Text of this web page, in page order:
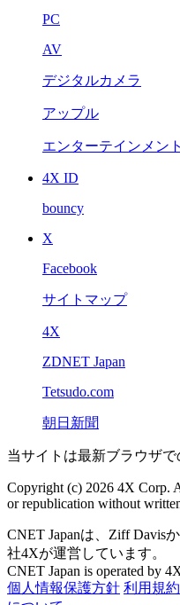
PC
AV
デジタルカメラ
アップル
エンターテインメント
4X ID
bouncy
X
Facebook
サイトマップ
4X
ZDNET Japan
Tetsudo.com
朝日新聞
当サイトは最新ブラウザで
Copyright (c) 2026 4X Corp.
or republication without
CNET Japanは、Ziff Davis
社4Xが運営しています。
CNET Japan is operated by
個人情報保護方針 利用規約